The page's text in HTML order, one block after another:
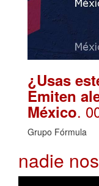
¿Usas
Emiten
México.
Grupo Fórmula
nadie